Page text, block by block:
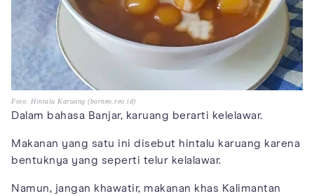
Foto: Hintalu Karuang (borneo.reo.id)
Dalam bahasa Banjar, karuang berarti kelelawar.
Makanan yang satu ini disebut hintalu karuang karena
bentuknya yang seperti telur kelalawar.
Namun, jangan khawatir, makanan khas Kalimantan